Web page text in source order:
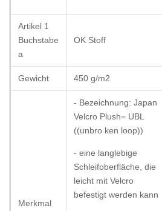
Artikel 1
Buchstabe
a
OK Stoff
Gewicht 450 g/m2
Merkmal
- Bezeichnung: Japan
Velcro Plush= UBL
((unbro ken loop))
- eine langlebige
Schleifoberfläche, die
leicht mit Velcro
befestigt werden kann